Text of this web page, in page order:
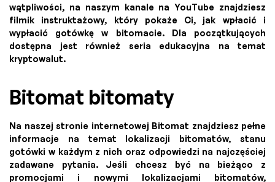
wątpliwości, na naszym kanale na YouTube znajdziesz
filmik instruktażowy, który pokaże Ci, jak wpłacić i
wypłacić gotówkę w bitomacie. Dla początkujących
dostępna jest również seria edukacyjna na temat
kryptowalut.
Bitomat bitomaty
Na naszej stronie internetowej Bitomat znajdziesz pełne
informacje na temat lokalizacji bitomatów, stanu
gotówki w każdym z nich oraz odpowiedzi na najczęściej
zadawane pytania. Jeśli chcesz być na bieżąco z
promocjami i nowymi lokalizacjami bitomatów,